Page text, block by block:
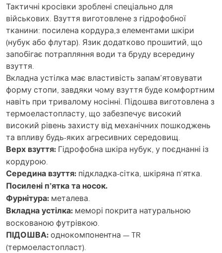
Тактичні кросівки зроблені спеціально для
військових. Взуття виготовлене з гідрофобної
тканини: посилена кордура,з елементами шкіри
(нубук або флутар). Язик додатково прошитий, що
запобігає потрапляння води та бруду всередину
взуття.
Вкладна устілка має властивість запам’ятовувати
форму стопи, завдяки чому взуття буде комфортним
навіть при тривалому носінні. Підошва виготовлена з
термоеластопласту, що забезпечує високий
високий рівень захисту від механічних пошкоджень
та впливу будь-яких агресивних середовищ.
Верх взуття: Гідрофобна шкіра нубук, у поєднанні із
кордурою.
Середина взуття: підкладка-сітка, шкіряна п’ятка.
Посилені п’ятка та носок.
Фурнітура: металева.
Вкладна устілка: меморі покрита натуральною
воскованою футрівкою.
ПІДОШВА:однокомпонентна — TR
(термоеластопласт).